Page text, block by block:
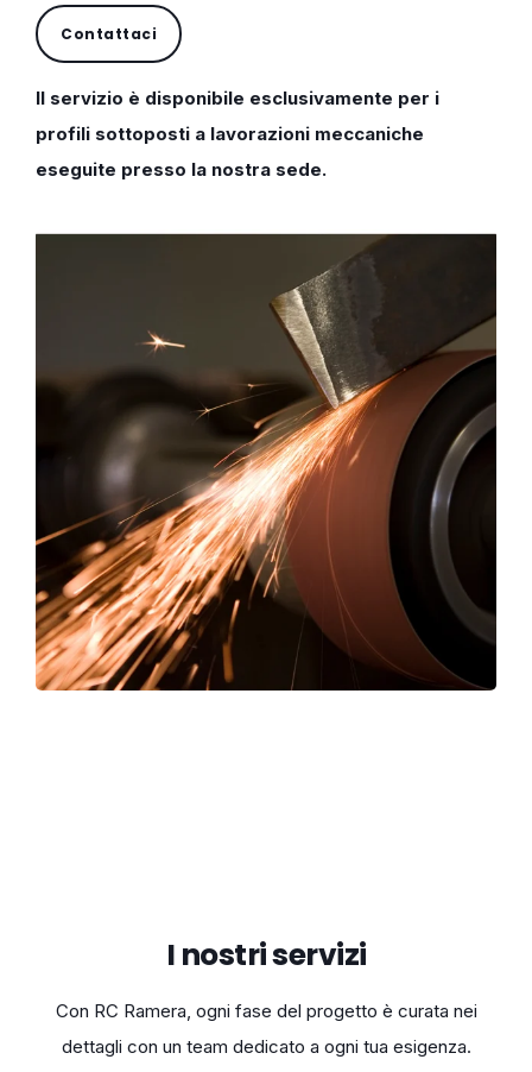
Contattaci
Il servizio è disponibile esclusivamente per i
profili sottoposti a lavorazioni meccaniche
eseguite presso la nostra sede.
I nostri servizi
Con RC Ramera, ogni fase del progetto è curata nei
dettagli con un team dedicato a ogni tua esigenza.